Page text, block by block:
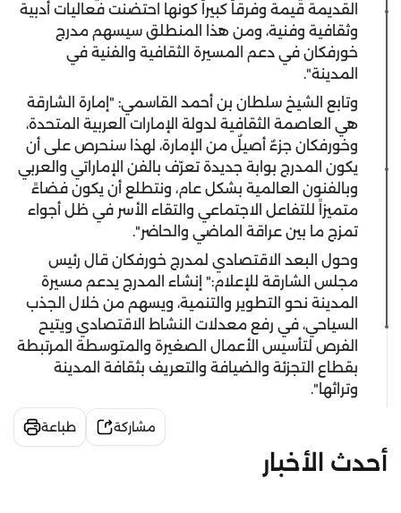
القديمة قيمة وفرقاً كبيراً كونها احتضنت فعاليات أدبية
وثقافية وفنية، ومن هذا المنطلق سيسهم مدرج
خورفكان في دعم المسيرة الثقافية والفنية في
المدينة".
وتابع الشيخ سلطان بن أحمد القاسمي: "إمارة الشارقة
هي العاصمة الثقافية لدولة الإمارات العربية المتحدة،
وخورفكان جزءٌ أصيلٌ من الإمارة، لهذا سنحرص على أن
يكون المدرج بوابة جديدة تعرّف بالفن الإماراتي والعربي
وبالفنون العالمية بشكل عام، ونتطلع أن يكون فضاءً
متميزاً للتفاعل الاجتماعي والتقاء الأسر في ظل أجواء
تمزج ما بين عراقة الماضي والحاضر".
وحول البعد الاقتصادي لمدرج خورفكان قال رئيس
مجلس الشارقة للإعلام:" إنشاء المدرج يدعم مسيرة
المدينة نحو التطوير والتنمية، ويسهم من خلال الجذب
السياحي، في رفع معدلات النشاط الاقتصادي ويتيح
الفرص لتأسيس الأعمال الصغيرة والمتوسطة المرتبطة
بقطاع التجزئة والضيافة والتعريف بثقافة المدينة
وتراثها".
مشاركة طباعة
أحدث الأخبار